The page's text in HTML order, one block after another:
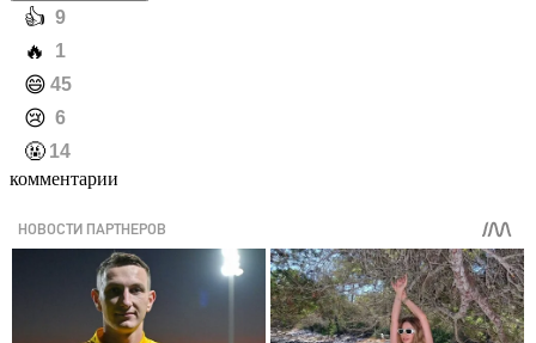
️👍 9
️🔥 1
️😄 45
️😢 6
️🤬 14
комментарии